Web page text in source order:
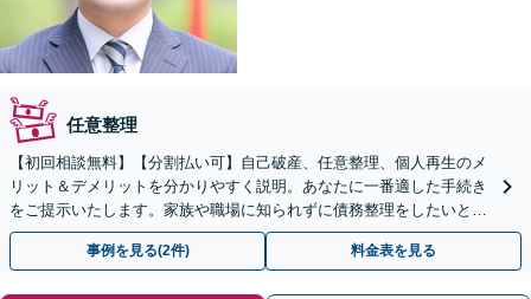
任意整理
【初回相談無料】【分割払い可】自己破産、任意整理、個人再生のメ
リット＆デメリットを分かりやすく説明。あなたに一番適した手続き
をご提示いたします。家族や職場に知られずに債務整理をしたいとい
う方も、ご相談ください。
事例を見る(2件) 料金表を見る